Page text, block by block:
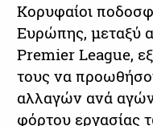
Κορυφαίοι
Ευρώπης, μεταξύ
Premier League,
τους να
αλλαγών ανά
φόρτου εργασίας